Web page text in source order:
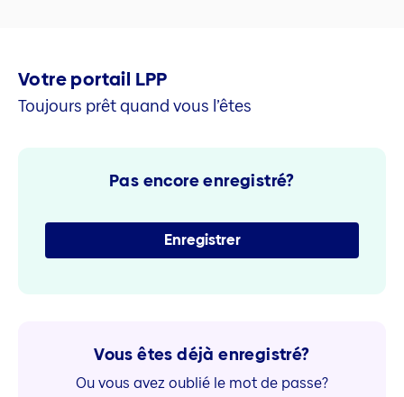
Votre portail LPP
Toujours prêt quand vous l’êtes
Pas encore enregistré?
Enregistrer
Vous êtes déjà enregistré?
Ou vous avez oublié le mot de passe?